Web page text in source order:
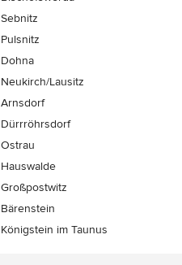
Sebnitz
Pulsnitz
Dohna
Neukirch/Lausitz
Arnsdorf
Dürrröhrsdorf
Ostrau
Hauswalde
Großpostwitz
Bärenstein
Königstein im Taunus